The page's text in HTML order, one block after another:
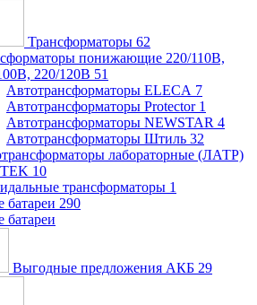
Трансформаторы 62
понижающие 220/110В,
220/120В 51
Автотрансформаторы ELECA 7
Автотрансформаторы Protector 1
Автотрансформаторы NEWSTAR 4
Автотрансформаторы Штиль 32
лабораторные (ЛАТР)
10
трансформаторы 1
батареи 290
батареи
Выгодные предложения АКБ 29